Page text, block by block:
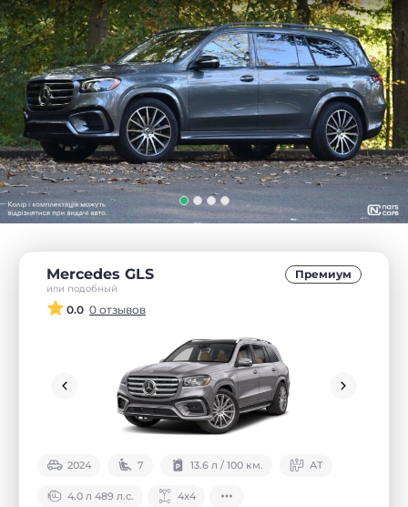
Mercedes GLS
или подобный
Премиум
0.0 0 отзывов
2024 7 13.6 л / 100 км. АТ
4.0 л 489 л.с. 4х4